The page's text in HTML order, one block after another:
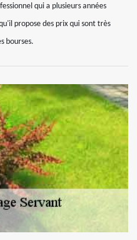
qui a plusieurs années
propose des prix qui sont très
bourses.